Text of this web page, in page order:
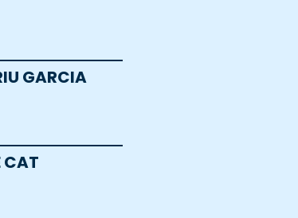
GARCIA
CAT